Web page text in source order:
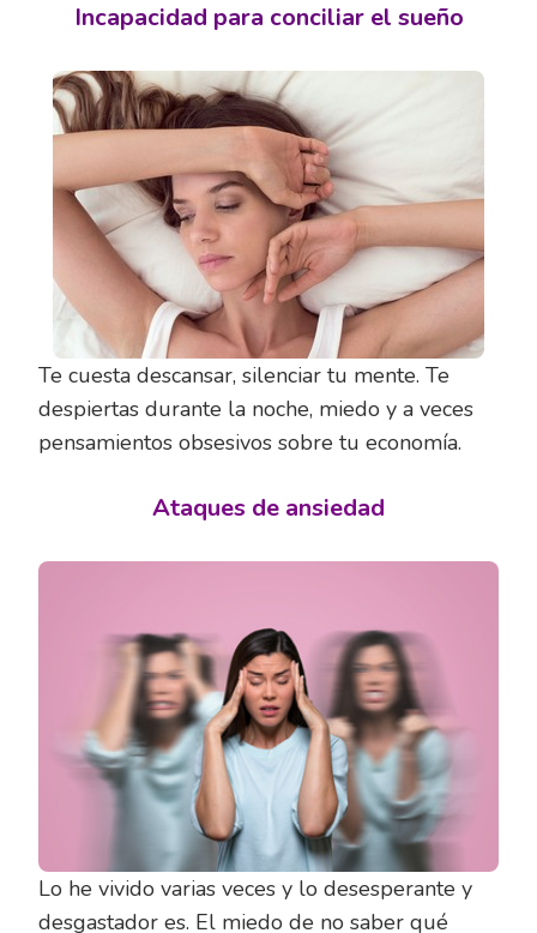
Incapacidad para conciliar el sueño
Te cuesta descansar, silenciar tu mente. Te
despiertas durante la noche, miedo y a veces
pensamientos obsesivos sobre tu economía.
Ataques de ansiedad
Lo he vivido varias veces y lo desesperante y
desgastador es. El miedo de no saber qué